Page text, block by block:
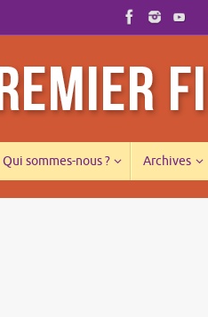
Qui sommes-nous ? Archives